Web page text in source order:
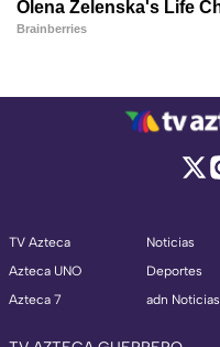
TV Azteca
Azteca UNO
Azteca 7
Noticias
Deportes
adn Noticias